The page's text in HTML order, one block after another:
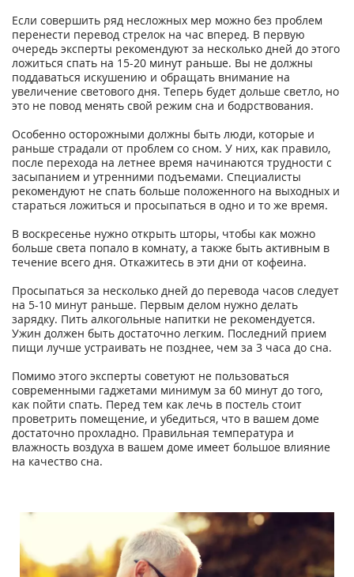
Если совершить ряд несложных мер можно без проблем
перенести перевод стрелок на час вперед. В первую
очередь эксперты рекомендуют за несколько дней до этого
ложиться спать на 15-20 минут раньше. Вы не должны
поддаваться искушению и обращать внимание на
увеличение светового дня. Теперь будет дольше светло, но
это не повод менять свой режим сна и бодрствования.
Особенно осторожными должны быть люди, которые и
раньше страдали от проблем со сном. У них, как правило,
после перехода на летнее время начинаются трудности с
засыпанием и утренними подъемами. Специалисты
рекомендуют не спать больше положенного на выходных и
стараться ложиться и просыпаться в одно и то же время.
В воскресенье нужно открыть шторы, чтобы как можно
больше света попало в комнату, а также быть активным в
течение всего дня. Откажитесь в эти дни от кофеина.
Просыпаться за несколько дней до перевода часов следует
на 5-10 минут раньше. Первым делом нужно делать
зарядку. Пить алкогольные напитки не рекомендуется.
Ужин должен быть достаточно легким. Последний прием
пищи лучше устраивать не позднее, чем за 3 часа до сна.
Помимо этого эксперты советуют не пользоваться
современными гаджетами минимум за 60 минут до того,
как пойти спать. Перед тем как лечь в постель стоит
проветрить помещение, и убедиться, что в вашем доме
достаточно прохладно. Правильная температура и
влажность воздуха в вашем доме имеет большое влияние
на качество сна.